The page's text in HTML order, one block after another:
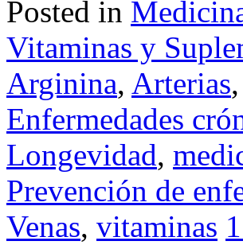
Posted in
Vitaminas y
Arginina, Arterias,
Enfermedades
Longevidad,
Prevención de
Venas, vitaminas